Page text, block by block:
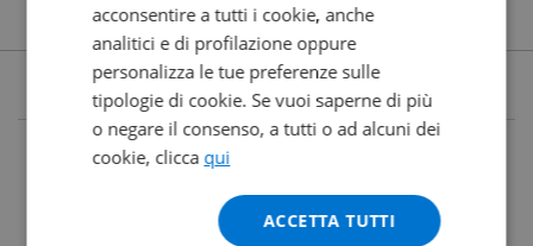
acconsentire a tutti i cookie, anche
analitici e di profilazione oppure
personalizza le tue preferenze sulle
tipologie di cookie. Se vuoi saperne di più
o negare il consenso, a tutti o ad alcuni dei
cookie, clicca qui
ACCETTA TUTTI